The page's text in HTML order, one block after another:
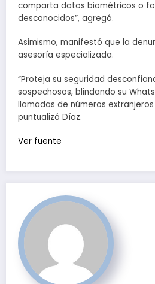
comparta datos biométricos o
desconocidos”, agregó.
Asimismo, manifestó que la
asesoría especializada.
“Proteja su seguridad
sospechosos, blindando su
llamadas de números
puntualizó Díaz.
Ver fuente